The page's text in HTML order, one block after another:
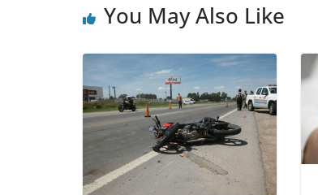
You May Also Like